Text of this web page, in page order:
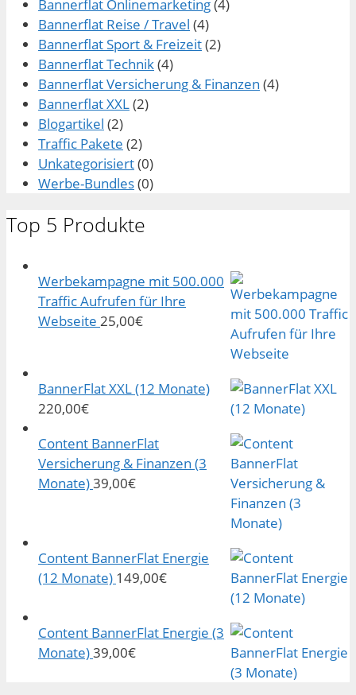
Bannerflat Onlinemarketing(4)
Bannerflat Reise / Travel (4)
Bannerflat Sport & Freizeit(2)
Bannerflat Technik(4)
Bannerflat Versicherung & Finanzen (4)
Bannerflat XXL(2)
Blogartikel (2)
Traffic Pakete (2)
Unkategorisiert(0)
Werbe-Bundles(0)
Top 5 Produkte
Werbekampagne mit 500.000
Traffic Aufrufen für Ihre
Webseite 25,00€
BannerFlat XXL (12 Monate)
220,00€
Content BannerFlat
Versicherung & Finanzen (3
Monate)39,00€
Content BannerFlat Energie
(12 Monate) 149,00€
Content BannerFlat Energie (3
Monate)39,00€